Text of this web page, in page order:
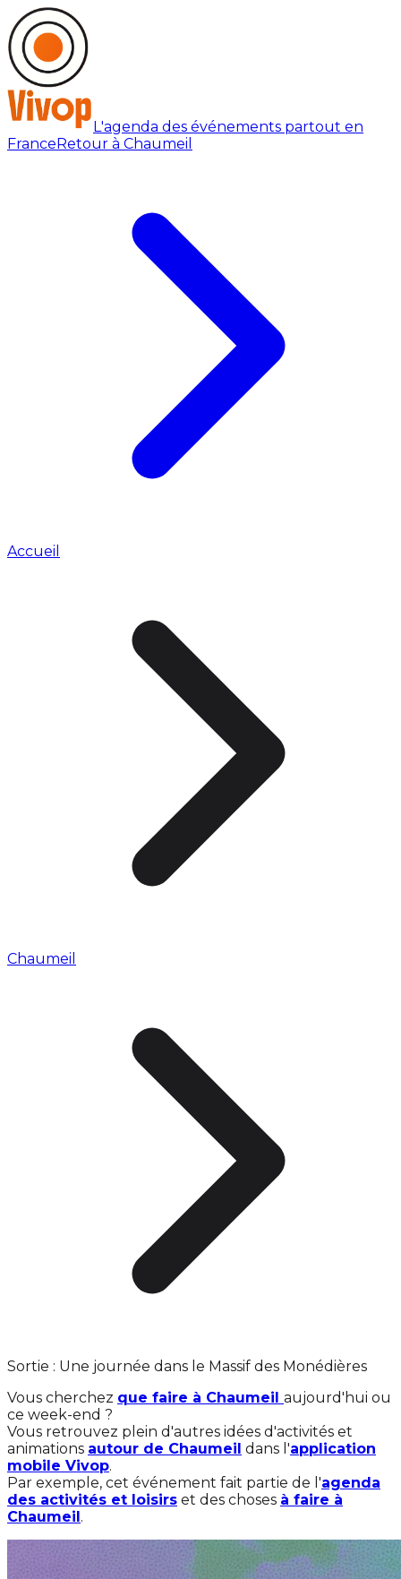
L'agenda des événements partout en
FranceRetour à Chaumeil
Accueil
Chaumeil
Sortie : Une journée dans le Massif des Monédières
Vous cherchez que faire à Chaumeil aujourd'hui ou
ce week-end ?
Vous retrouvez plein d'autres idées d'activités et
animations autour de Chaumeil dans l'application
mobile Vivop.
Par exemple, cet événement fait partie de l'agenda
des activités et loisirs et des choses à faire à
Chaumeil.